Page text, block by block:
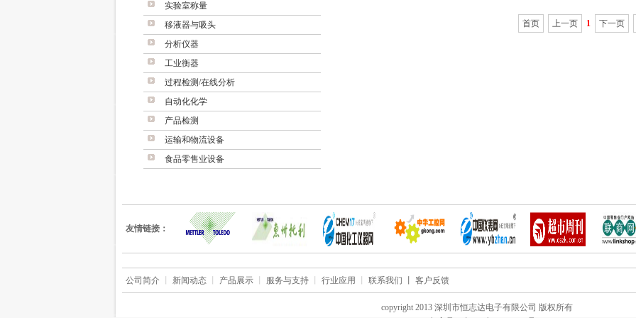
实验室称量
移液器与吸头
分析仪器
工业衡器
过程检测/在线分析
自动化化学
产品检测
运输和物流设备
食品零售业设备
首页 上一页 1 下一页
友情链接：
公司简介 新闻动态 产品展示 服务与支持 行业应用 联系我们 丨 客户反馈
copyright 2013 深圳市恒志达电子有限公司 版权所有